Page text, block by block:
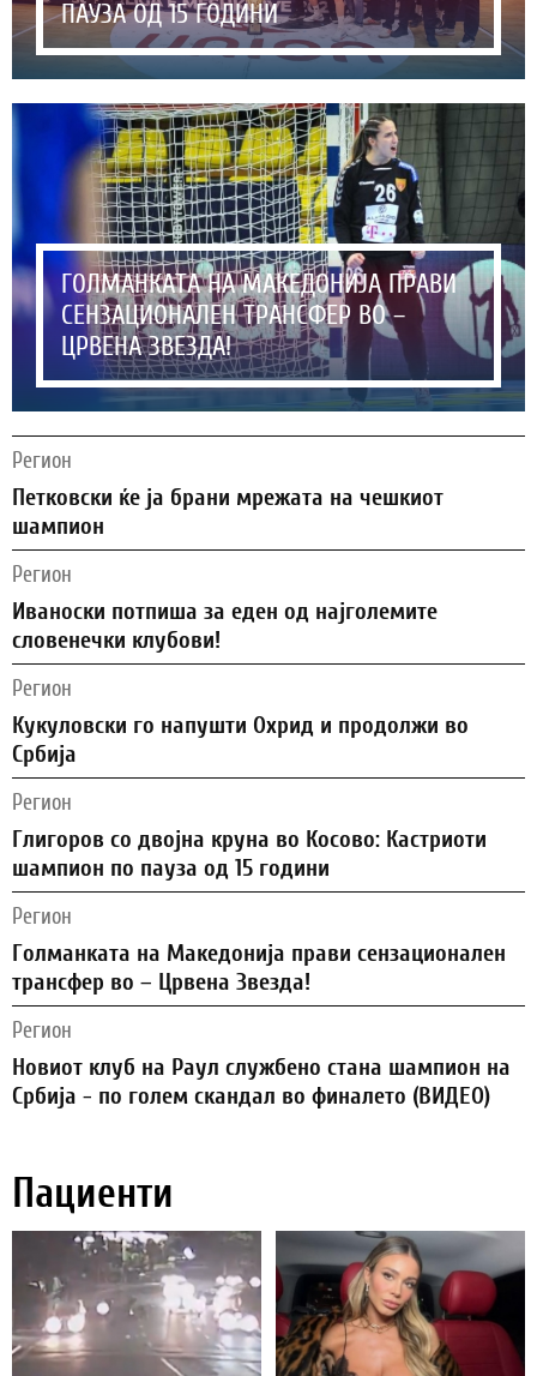
ПАУЗА ОД 15 ГОДИНИ
ГОЛМАНКАТА НА МАКЕДОНИЈА ПРАВИ
СЕНЗАЦИОНАЛЕН ТРАНСФЕР ВО –
ЦРВЕНА ЗВЕЗДА!
Регион
Петковски ќе ја брани мрежата на чешкиот
шампион
Регион
Иваноски потпиша за еден од најголемите
словенечки клубови!
Регион
Кукуловски го напушти Охрид и продолжи во
Србија
Регион
Глигоров со двојна круна во Косово: Кастриоти
шампион по пауза од 15 години
Регион
Голманката на Македонија прави сензационален
трансфер во – Црвена Звезда!
Регион
Новиот клуб на Раул службено стана шампион на
Србија - по голем скандал во финалето (ВИДЕО)
Пациенти